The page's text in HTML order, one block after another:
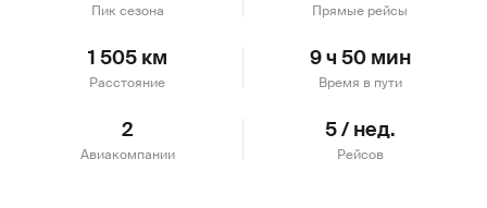
Пик сезона Прямые рейсы
1 505 км
Расстояние
9 ч 50 мин
Время в пути
2
Авиакомпании
5 / нед.
Рейсов